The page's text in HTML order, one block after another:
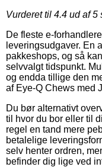
Vurderet til 4.4 ud af 5
De fleste e-
leveringsudgaver. En
pakkeshops, og så
selvvalgt tidspunkt.
og endda tillige den
af Eye-Q Chews med
Du bør alternativt
til hvor du bor eller til
regel en tand mere
betalelige
selv henter ordren,
befinder dig lige ved